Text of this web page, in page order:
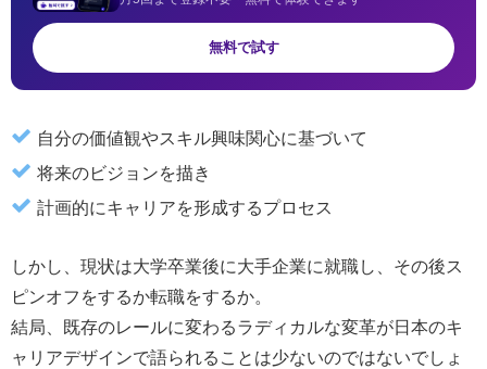
無料で試す
自分の価値観やスキル興味関心に基づいて
将来のビジョンを描き
計画的にキャリアを形成するプロセス
しかし、現状は大学卒業後に大手企業に就職し、その後ス
ピンオフをするか転職をするか。
結局、既存のレールに変わるラディカルな変革が日本のキ
ャリアデザインで語られることは少ないのではないでしょ